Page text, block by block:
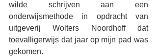
wilde schrijven aan een
onderwijsmethode in opdracht van
uitgeverij Wolters Noordhoff dat
toevalligerwijs dat jaar op mijn pad was
gekomen.